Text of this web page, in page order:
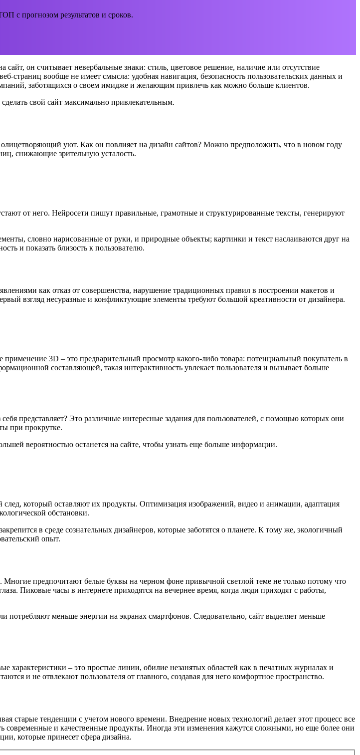
с прогнозом результатов и сроков.
он считывает невербальные знаки: стиль, цветовое решение, наличие или отсутствие
страниц вообще не имеет смысла: удобная навигация, безопасность пользовательских данных и
заботящихся о своем имидже и желающим привлечь как можно больше клиентов.
свой сайт максимально привлекательным.
уют. Как он повлияет на дизайн сайтов? Можно предположить, что в новом году
снижающие зрительную усталость.
от него. Нейросети пишут правильные, грамотные и структурированные тексты, генерируют
словно нарисованные от руки, и природные объекты; картинки и текст наслаиваются друг на
и показать близость к пользователю.
как отказ от совершенства, нарушение традиционных правил в построении макетов и
взгляд несуразные и конфликтующие элементы требуют большой креативности от дизайнера.
3D – это предварительный просмотр какого-либо товара: потенциальный покупатель в
составляющей, такая интерактивность увлекает пользователя и вызывает больше
представляет? Это различные интересные задания для пользователей, с помощью которых они
при прокрутке.
вероятностью останется на сайте, чтобы узнать еще больше информации.
который оставляют их продукты. Оптимизация изображений, видео и анимации, адаптация
обстановки.
в среде сознательных дизайнеров, которые заботятся о планете. К тому же, экологичный
опыт.
предпочитают белые буквы на черном фоне привычной светлой теме не только потому что
Пиковые часы в интернете приходятся на вечернее время, когда люди приходят с работы,
потребляют меньше энергии на экранах смартфонов. Следовательно, сайт выделяет меньше
– это простые линии, обилие незанятых областей как в печатных журналах и
и не отвлекают пользователя от главного, создавая для него комфортное пространство.
старые тенденции с учетом нового времени. Внедрение новых технологий делает этот процесс все
современные и качественные продукты. Иногда эти изменения кажутся сложными, но еще более они
которые принесет сфера дизайна.